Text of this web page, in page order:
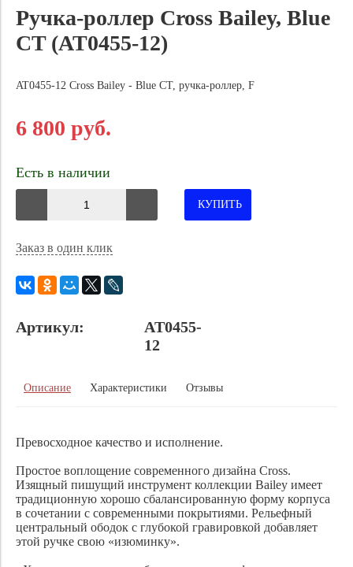
Ручка-роллер Cross Bailey, Blue
CT (AT0455-12)
AT0455-12 Cross Bailey - Blue CT, ручка-роллер, F
6 800 руб.
Есть в наличии
КУПИТЬ
Заказ в один клик
Артикул:
AT0455-
12
Описание Характеристики Отзывы
Превосходное качество и исполнение.
Простое воплощение современного дизайна Cross.
Изящный пишущий инструмент коллекции Bailey имеет
традиционную хорошо сбалансированную форму корпуса
в сочетании с современными покрытиями. Рельефный
центральный ободок с глубокой гравировкой добавляет
этой ручке свою «изюминку».